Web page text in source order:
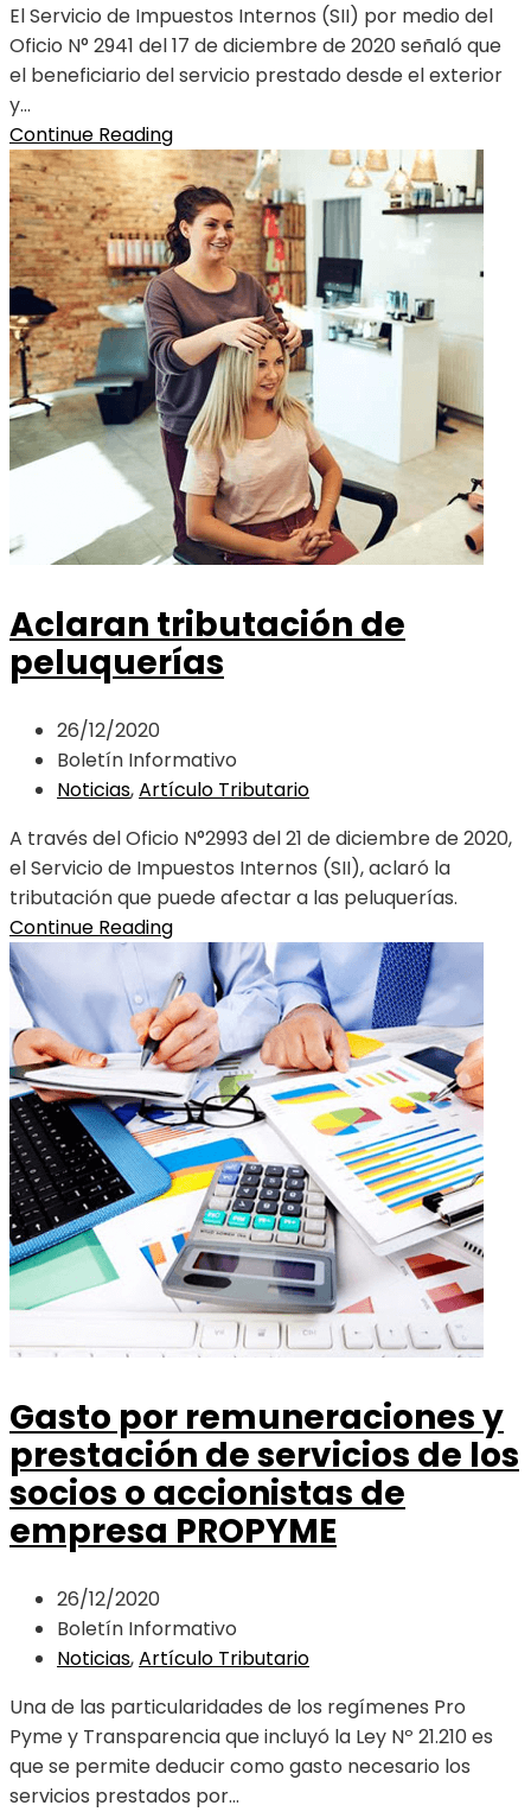
El Servicio de Impuestos Internos (SII) por medio del
Oficio N° 2941 del 17 de diciembre de 2020 señaló que
el beneficiario del servicio prestado desde el exterior
y...
Continue Reading
Aclaran tributación de
peluquerías
26/12/2020
Boletín Informativo
Noticias,Artículo Tributario
A través del Oficio N°2993 del 21 de diciembre de 2020,
el Servicio de Impuestos Internos (SII), aclaró la
tributación que puede afectar a las peluquerías.
Continue Reading
Gasto por remuneraciones y
prestación de servicios de los
socios o accionistas de
empresa PROPYME
26/12/2020
Boletín Informativo
Noticias,Artículo Tributario
Una de las particularidades de los regímenes Pro
Pyme y Transparencia que incluyó la Ley Nº 21.210 es
que se permite deducir como gasto necesario los
servicios prestados por...